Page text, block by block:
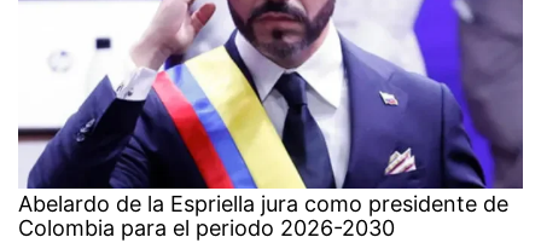
Abelardo de la Espriella jura como presidente de
Colombia para el periodo 2026-2030